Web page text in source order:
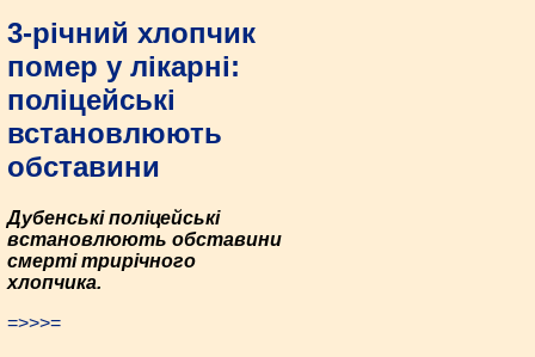
3-річний хлопчик
помер у лікарні:
поліцейські
встановлюють
обставини
Дубенські поліцейські
встановлюють обставини
смерті трирічного
хлопчика.
=>>>=